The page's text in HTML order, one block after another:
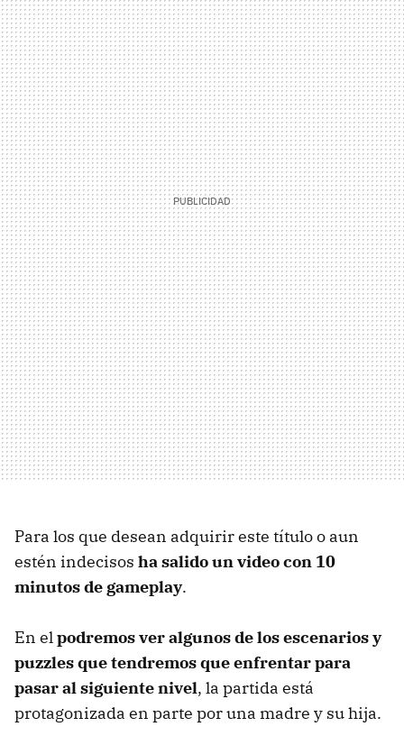
Para los que desean adquirir este título o aun
estén indecisos ha salido un video con 10
minutos de gameplay.
En elpodremos ver algunos de los escenarios y
puzzles que tendremos que enfrentar para
pasar al siguiente nivel, la partida está
protagonizada en parte por una madre y su hija.